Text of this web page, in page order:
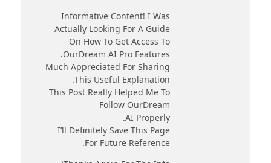
Informative Content! I Was
Actually Looking For A Guide
On How To Get Access To
OurDream AI Pro Features.
Much Appreciated For Sharing
This Useful Explanation.
This Post Really Helped Me To
Follow OurDream
AI Properly.
I’ll Definitely Save This Page
For Future Reference.